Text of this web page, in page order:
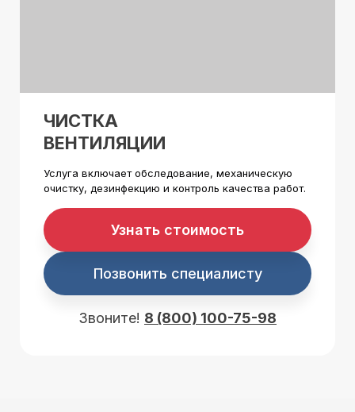
ЧИСТКА
ВЕНТИЛЯЦИИ
Услуга включает обследование, механическую
очистку, дезинфекцию и контроль качества работ.
Узнать стоимость
Позвонить специалисту
Звоните! 8 (800) 100-75-98